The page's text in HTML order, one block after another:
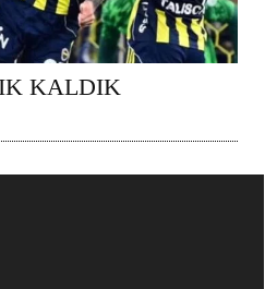
KALDIK